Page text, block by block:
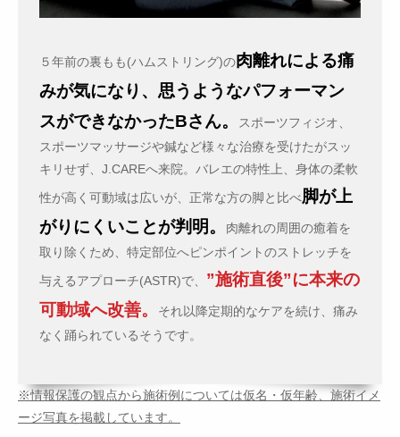
５年前の裏もも(ハムストリング)の肉離れによる痛
みが気になり、思うようなパフォーマン
スができなかったBさん。
スポーツフィジオ、
スポーツマッサージや鍼など様々な治療を受けたがスッ
キリせず、J.CAREへ来院。バレエの特性上、身体の柔軟
性が高く可動域は広いが、正常な方の脚と比べ脚が上
がりにくいことが判明。
肉離れの周囲の癒着を
取り除くため、特定部位へピンポイントのストレッチを
与えるアプローチ(ASTR)で、 ”施術直後”に本来の
可動域へ改善。
それ以降定期的なケアを続け、痛み
なく踊られているそうです。
※情報保護の観点から施術例については仮名・仮年齢、施術イメ
ージ写真を掲載しています。